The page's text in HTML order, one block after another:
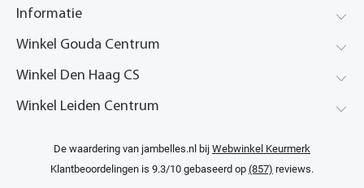
Informatie
Winkel Gouda Centrum
Winkel Den Haag CS
Winkel Leiden Centrum
De waardering van jambelles.nl bij Webwinkel Keurmerk
Klantbeoordelingen is 9.3/10 gebaseerd op (857) reviews.